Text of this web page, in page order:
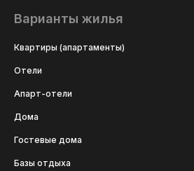
Варианты жилья
Квартиры (апартаменты)
Отели
Апарт-отели
Дома
Гостевые дома
Базы отдыха